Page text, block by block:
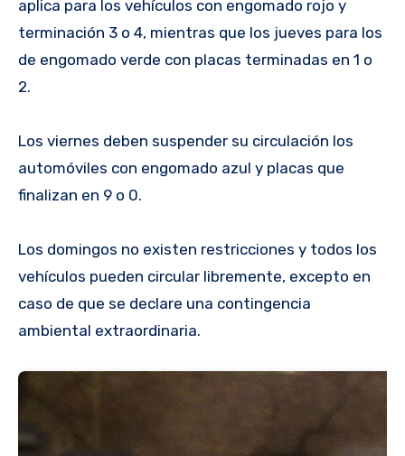
aplica para los vehículos con engomado rojo y
terminación 3 o 4, mientras que los jueves para los
de engomado verde con placas terminadas en 1 o
2.
Los viernes deben suspender su circulación los
automóviles con engomado azul y placas que
finalizan en 9 o 0.
Los domingos no existen restricciones y todos los
vehículos pueden circular libremente, excepto en
caso de que se declare una contingencia
ambiental extraordinaria.